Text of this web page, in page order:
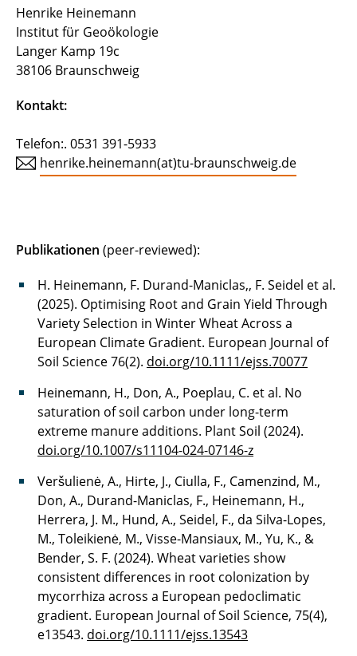
Henrike Heinemann
Institut für Geoökologie
Langer Kamp 19c
38106 Braunschweig
Kontakt:
Telefon:. 0531 391-5933
henrike.heinemann(at)tu-braunschweig.de
Publikationen (peer-reviewed):
H. Heinemann, F. Durand-Maniclas,, F. Seidel et al.
(2025). Optimising Root and Grain Yield Through
Variety Selection in Winter Wheat Across a
European Climate Gradient. European Journal of
Soil Science 76(2). doi.org/10.1111/ejss.70077
Heinemann, H., Don, A., Poeplau, C. et al. No
saturation of soil carbon under long-term
extreme manure additions. Plant Soil (2024).
doi.org/10.1007/s11104-024-07146-z
Veršulienė, A., Hirte, J., Ciulla, F., Camenzind, M.,
Don, A., Durand-Maniclas, F., Heinemann, H.,
Herrera, J. M., Hund, A., Seidel, F., da Silva-Lopes,
M., Toleikienė, M., Visse-Mansiaux, M., Yu, K., &
Bender, S. F. (2024). Wheat varieties show
consistent differences in root colonization by
mycorrhiza across a European pedoclimatic
gradient. European Journal of Soil Science, 75(4),
e13543. doi.org/10.1111/ejss.13543